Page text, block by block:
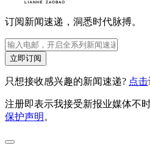
订阅新闻速递，洞悉时代脉搏。
立即订阅
只想接收感兴趣的新闻速递? 点击
注册即表示我接受新报业媒体不
保护声明 。